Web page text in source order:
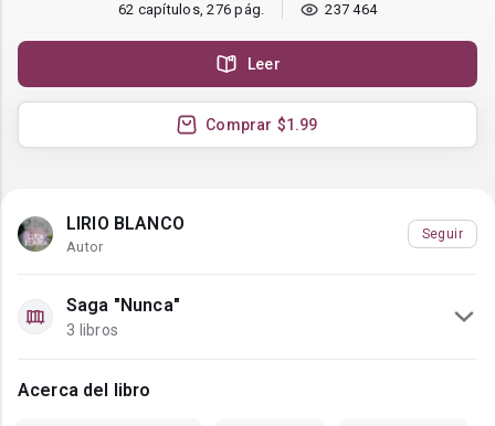
62 capítulos, 276 pág. 237 464
Leer
Comprar $1.99
LIRIO BLANCO
Autor
Seguir
Saga "Nunca"
3 libros
Acerca del libro